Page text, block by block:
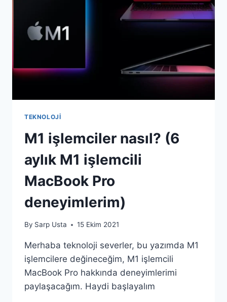
TEKNOLOJI
M1 işlemciler nasıl? (6
aylık M1 işlemcili
MacBook Pro
deneyimlerim)
By Sarp Usta 15 Ekim 2021
Merhaba teknoloji severler, bu yazımda M1
işlemcilere değineceğim, M1 işlemcili
MacBook Pro hakkında deneyimlerimi
paylaşacağım. Haydi başlayalım